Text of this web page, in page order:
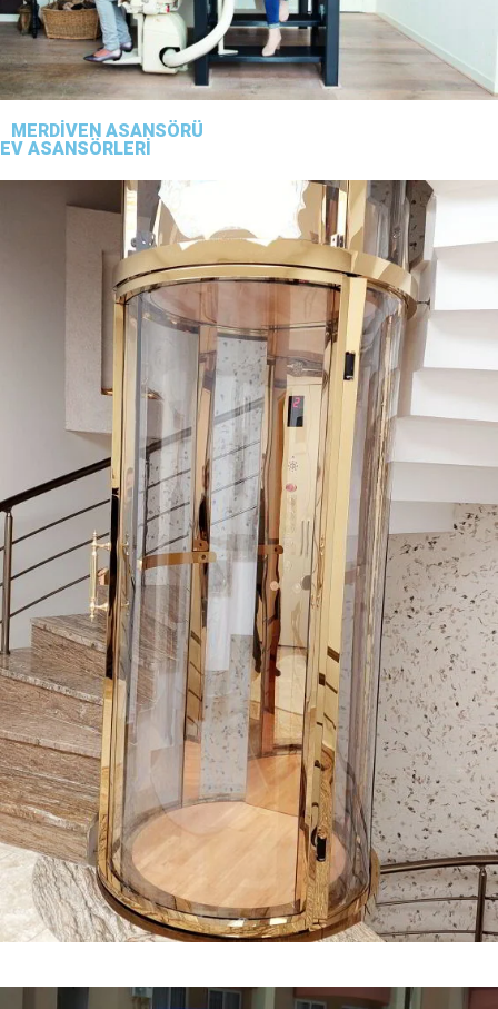
MERDİVEN ASANSÖRÜ
EV ASANSÖRLERİ